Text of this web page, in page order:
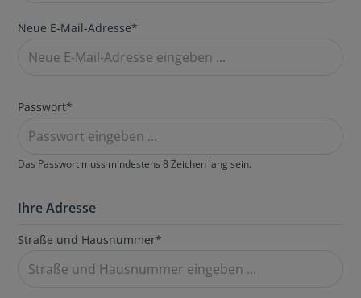
Neue E-Mail-Adresse*
Passwort*
Das Passwort muss mindestens 8 Zeichen lang sein.
Ihre Adresse
Straße und Hausnummer*